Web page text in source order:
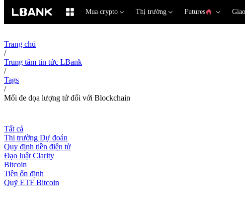
Mua crypto Thị trường Futures
Trang chủ
/
Trung tâm tin tức LBank
/
Tags
/
Mối đe dọa lượng tử đối với Blockchain
Tất cả
Thị trường Dự đoán
Quy định tiền điện tử
Đạo luật Clarity
Bitcoin
Tiền ổn định
Quỹ ETF Bitcoin